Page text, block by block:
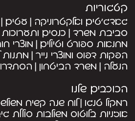
קטגוריות
גאדג’טים ואלקטרוניקה עטים
סביבת משרד כנסים ותערוכות
מחנאות ספורט וטיולים מוצרי
הפקות דפוס ומוצרי נייר מתנות
הנעלה משרד הביטחון
הכוכבים שלנו
רמקול טנגו לוח שנה קשיח
אוזניות בלוטוס משולבות סוללת